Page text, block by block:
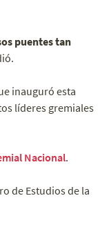
puentes tan
inauguró esta
líderes gremiales
Nacional.
de Estudios de la